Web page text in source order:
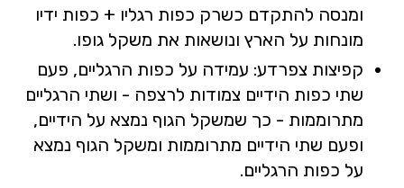
ומנסה להתקדם כשרק כפות רגליו + כפות ידיו
מונחות על הארץ ונושאות את משקל גופו.
קפיצות צפרדע: עמידה על כפות הרגליים, פעם
שתי כפות הידיים צמודות לרצפה - ושתי הרגליים
מתרוממות - כך שמשקל הגוף נמצא על הידיים,
ופעם שתי הידיים מתרוממות ומשקל הגוף נמצא
על כפות הרגליים.